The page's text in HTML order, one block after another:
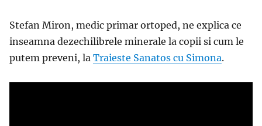
Stefan Miron, medic primar ortoped, ne explica ce
inseamna dezechilibrele minerale la copii si cum le
putem preveni, la Traieste Sanatos cu Simona.